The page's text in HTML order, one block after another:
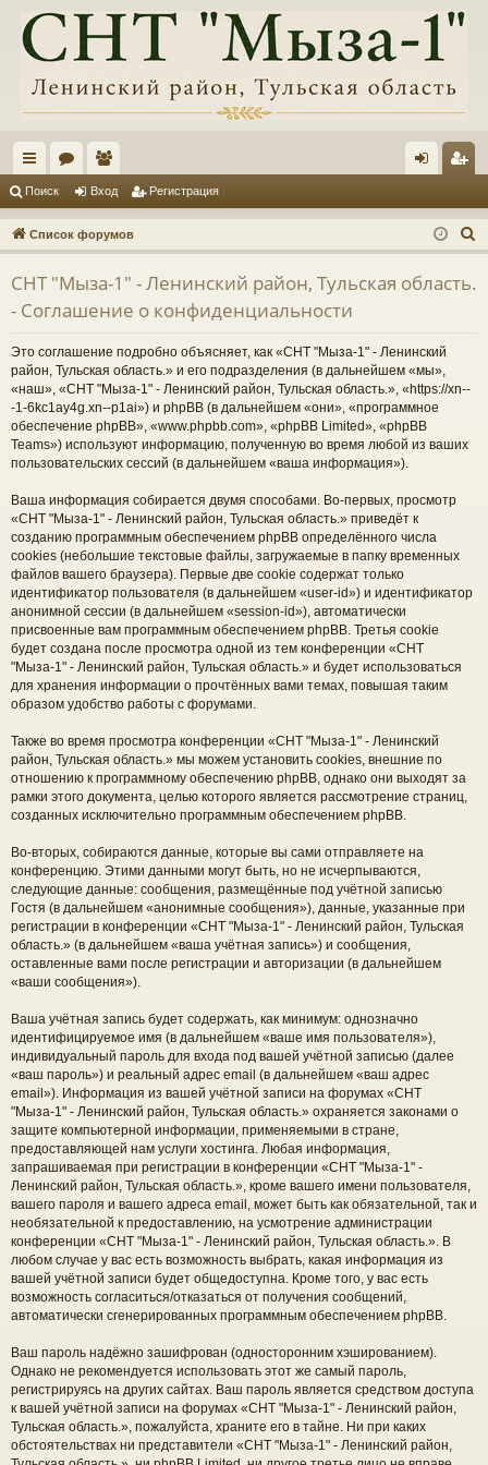
с
ы
лк
и
ум
ы
ол
ьз
ов
ат
ел
и
д ис
тр
ац
Поиск Вход Регистрация
Список форумов
о
СНТ "Мыза-1" - Ленинский район, Тульская область.
- Соглашение о конфиденциальности
Это соглашение подробно объясняет, как «СНТ "Мыза-1" - Ленинский
район, Тульская область.» и его подразделения (в дальнейшем «мы»,
«наш», «СНТ "Мыза-1" - Ленинский район, Тульская область.», «https://xn--
-1-6kc1ay4g.xn--p1ai») и phpBB (в дальнейшем «они», «программное
обеспечение phpBB», «www.phpbb.com», «phpBB Limited», «phpBB
Teams») используют информацию, полученную во время любой из ваших
пользовательских сессий (в дальнейшем «ваша информация»).
Ваша информация собирается двумя способами. Во-первых, просмотр
«СНТ "Мыза-1" - Ленинский район, Тульская область.» приведёт к
созданию программным обеспечением phpBB определённого числа
cookies (небольшие текстовые файлы, загружаемые в папку временных
файлов вашего браузера). Первые две cookie содержат только
идентификатор пользователя (в дальнейшем «user-id») и идентификатор
анонимной сессии (в дальнейшем «session-id»), автоматически
присвоенные вам программным обеспечением phpBB. Третья cookie
будет создана после просмотра одной из тем конференции «СНТ
"Мыза-1" - Ленинский район, Тульская область.» и будет использоваться
для хранения информации о прочтённых вами темах, повышая таким
образом удобство работы с форумами.
Также во время просмотра конференции «СНТ "Мыза-1" - Ленинский
район, Тульская область.» мы можем установить cookies, внешние по
отношению к программному обеспечению phpBB, однако они выходят за
рамки этого документа, целью которого является рассмотрение страниц,
созданных исключительно программным обеспечением phpBB.
Во-вторых, собираются данные, которые вы сами отправляете на
конференцию. Этими данными могут быть, но не исчерпываются,
следующие данные: сообщения, размещённые под учётной записью
Гостя (в дальнейшем «анонимные сообщения»), данные, указанные при
регистрации в конференции «СНТ "Мыза-1" - Ленинский район, Тульская
область.» (в дальнейшем «ваша учётная запись») и сообщения,
оставленные вами после регистрации и авторизации (в дальнейшем
«ваши сообщения»).
Ваша учётная запись будет содержать, как минимум: однозначно
идентифицируемое имя (в дальнейшем «ваше имя пользователя»),
индивидуальный пароль для входа под вашей учётной записью (далее
«ваш пароль») и реальный адрес email (в дальнейшем «ваш адрес
email»). Информация из вашей учётной записи на форумах «СНТ
"Мыза-1" - Ленинский район, Тульская область.» охраняется законами о
защите компьютерной информации, применяемыми в стране,
предоставляющей нам услуги хостинга. Любая информация,
запрашиваемая при регистрации в конференции «СНТ "Мыза-1" -
Ленинский район, Тульская область.», кроме вашего имени пользователя,
вашего пароля и вашего адреса email, может быть как обязательной, так и
необязательной к предоставлению, на усмотрение администрации
конференции «СНТ "Мыза-1" - Ленинский район, Тульская область.». В
любом случае у вас есть возможность выбрать, какая информация из
вашей учётной записи будет общедоступна. Кроме того, у вас есть
возможность согласиться/отказаться от получения сообщений,
автоматически сгенерированных программным обеспечением phpBB.
Ваш пароль надёжно зашифрован (односторонним хэшированием).
Однако не рекомендуется использовать этот же самый пароль,
регистрируясь на других сайтах. Ваш пароль является средством доступа
к вашей учётной записи на форумах «СНТ "Мыза-1" - Ленинский район,
Тульская область.», пожалуйста, храните его в тайне. Ни при каких
обстоятельствах ни представители «СНТ "Мыза-1" - Ленинский район,